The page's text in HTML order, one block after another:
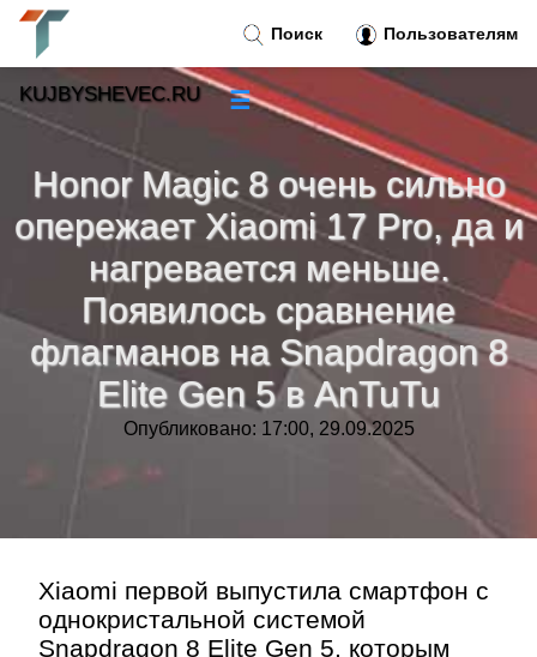
Honor Magic 8 очень сильно
опережает Xiaomi 17 Pro, да и
нагревается меньше.
Появилось сравнение
флагманов на Snapdragon 8
Elite Gen 5 в AnTuTu
Опубликовано: 17:00, 29.09.2025
Xiaomi первой выпустила смартфон с
однокристальной системой
Snapdragon 8 Elite Gen 5, которым
Поиск Пользователям
KUJBYSHEVEC.RU ☰
Тренды новостей»
Рубрики»
Правила
»